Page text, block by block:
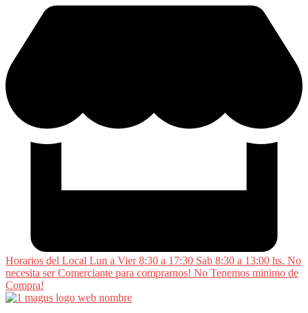
contenido
Horarios del Local Lun a Vier 8:30 a 17:30 Sab 8:30 a 13:00 hs. No
necesita ser Comerciante para comprarnos! No Tenemos minimo de
Compra!